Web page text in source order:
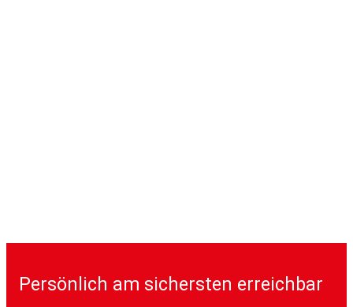
Persönlich am sichersten erreichbar